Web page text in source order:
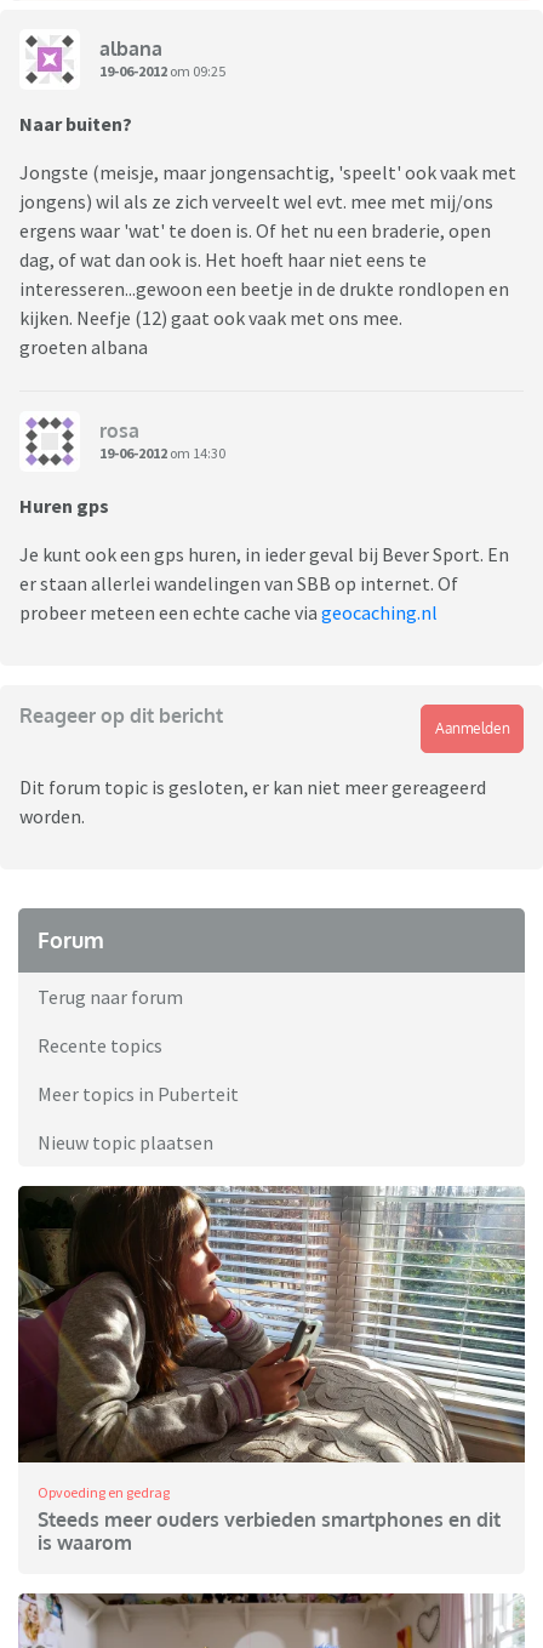
albana
19-06-2012 om 09:25
Naar buiten?
Jongste (meisje, maar jongensachtig, 'speelt' ook vaak met
jongens) wil als ze zich verveelt wel evt. mee met mij/ons
ergens waar 'wat' te doen is. Of het nu een braderie, open
dag, of wat dan ook is. Het hoeft haar niet eens te
interesseren...gewoon een beetje in de drukte rondlopen en
kijken. Neefje (12) gaat ook vaak met ons mee.
groeten albana
rosa
19-06-2012 om 14:30
Huren gps
Je kunt ook een gps huren, in ieder geval bij Bever Sport. En
er staan allerlei wandelingen van SBB op internet. Of
probeer meteen een echte cache via geocaching.nl
Reageer op dit bericht
Aanmelden
Dit forum topic is gesloten, er kan niet meer gereageerd
worden.
Forum
Terug naar forum
Recente topics
Meer topics in Puberteit
Nieuw topic plaatsen
Opvoeding en gedrag
Steeds meer ouders verbieden smartphones en dit
is waarom